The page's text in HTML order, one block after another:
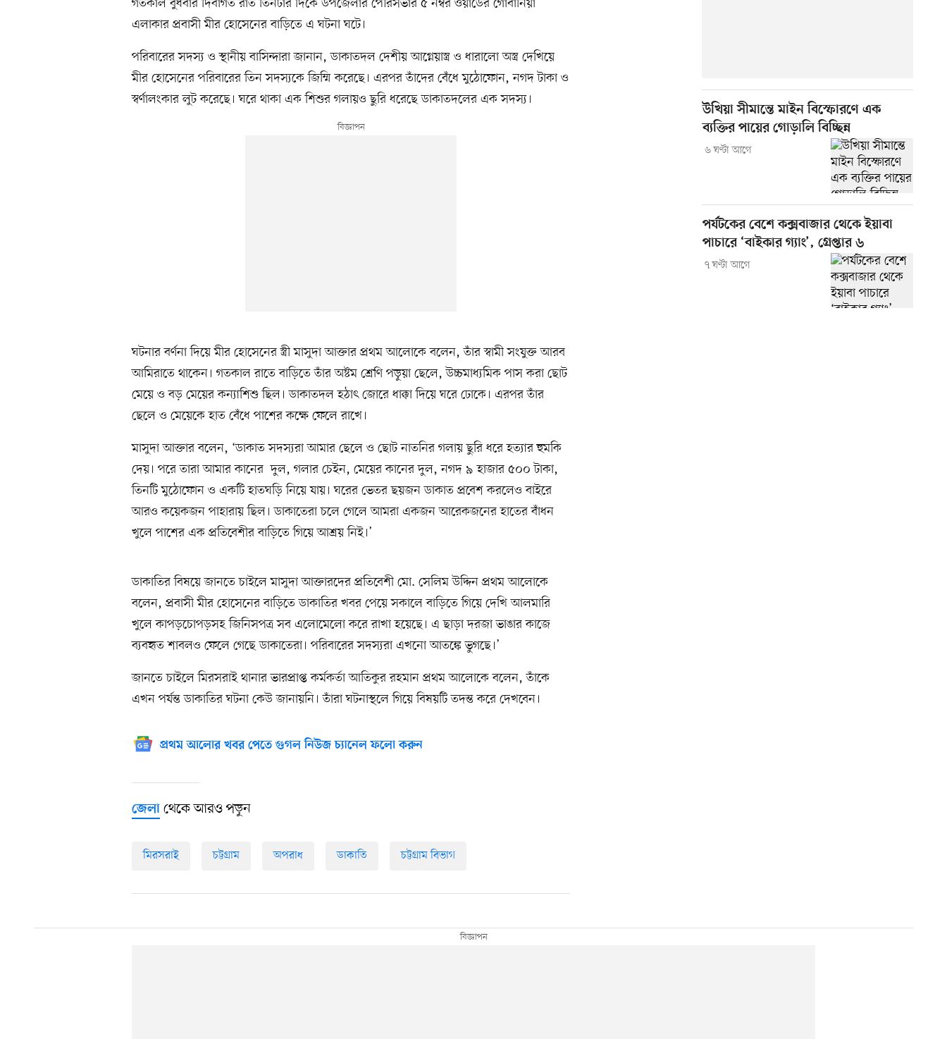
এলাকার প্রবাসী মীর হোসেনের বাড়িতে এ ঘটনা ঘটে।
পরিবারের সদস্য ও স্থানীয় বাসিন্দারা জানান, ডাকাতদল দেশীয় আগ্নেয়াস্ত্র ও ধারালো অস্ত্র দেখিয়ে
মীর হোসেনের পরিবারের তিন সদস্যকে জিম্মি করেছে। এরপর তাঁদের বেঁধে মুঠোফোন, নগদ টাকা ও
স্বর্ণালংকার লুট করেছে। ঘরে থাকা এক শিশুর গলায়ও ছুরি ধরেছে ডাকাতদলের এক সদস্য।
ঘটনার বর্ণনা দিয়ে মীর হোসেনের স্ত্রী মাসুদা আক্তার প্রথম আলোকে বলেন, তাঁর স্বামী সংযুক্ত আরব
আমিরাতে থাকেন। গতকাল রাতে বাড়িতে তাঁর অষ্টম শ্রেণি পড়ুয়া ছেলে, উচ্চমাধ্যমিক পাস করা ছোট
মেয়ে ও বড় মেয়ের কন্যাশিশু ছিল। ডাকাতদল হঠাৎ জোরে ধাক্কা দিয়ে ঘরে ঢোকে। এরপর তাঁর
ছেলে ও মেয়েকে হাত বেঁধে পাশের কক্ষে ফেলে রাখে।
মাসুদা আক্তার বলেন, ‘ডাকাত সদস্যরা আমার ছেলে ও ছোট নাতনির গলায় ছুরি ধরে হত্যার হুমকি
দেয়। পরে তারা আমার কানের দুল, গলার চেইন, মেয়ের কানের দুল, নগদ ৯ হাজার ৫০০ টাকা,
তিনটি মুঠোফোন ও একটি হাতঘড়ি নিয়ে যায়। ঘরের ভেতর ছয়জন ডাকাত প্রবেশ করলেও বাইরে
আরও কয়েকজন পাহারায় ছিল। ডাকাতেরা চলে গেলে আমরা একজন আরেকজনের হাতের বাঁধন
খুলে পাশের এক প্রতিবেশীর বাড়িতে গিয়ে আশ্রয় নিই।’
ডাকাতির বিষয়ে জানতে চাইলে মাসুদা আক্তারদের প্রতিবেশী মো. সেলিম উদ্দিন প্রথম আলোকে
বলেন, প্রবাসী মীর হোসেনের বাড়িতে ডাকাতির খবর পেয়ে সকালে বাড়িতে গিয়ে দেখি আলমারি
খুলে কাপড়চোপড়সহ জিনিসপত্র সব এলোমেলো করে রাখা হয়েছে। এ ছাড়া দরজা ভাঙার কাজে
ব্যবহৃত শাবলও ফেলে গেছে ডাকাতেরা। পরিবারের সদস্যরা এখনো আতঙ্কে ভুগছে।’
জানতে চাইলে মিরসরাই থানার ভারপ্রাপ্ত কর্মকর্তা আতিকুর রহমান প্রথম আলোকে বলেন, তাঁকে
এখন পর্যন্ত ডাকাতির ঘটনা কেউ জানায়নি। তাঁরা ঘটনাস্থলে গিয়ে বিষয়টি তদন্ত করে দেখবেন।
প্রথম আলোর খবর পেতে গুগল নিউজ চ্যানেল ফলো করুন
জেলা থেকে আরও পড়ুন
মিরসরাই চট্টগ্রাম অপরাধ ডাকাতি চট্টগ্রাম বিভাগ
উখিয়া সীমান্তে মাইন বিস্ফোরণে এক
ব্যক্তির পায়ের গোড়ালি বিচ্ছিন্ন
৬ ঘণ্টা আগে
পর্যটকের বেশে কক্সবাজার থেকে ইয়াবা
পাচারে ‘বাইকার গ্যাং’, গ্রেপ্তার ৬
৭ ঘণ্টা আগে